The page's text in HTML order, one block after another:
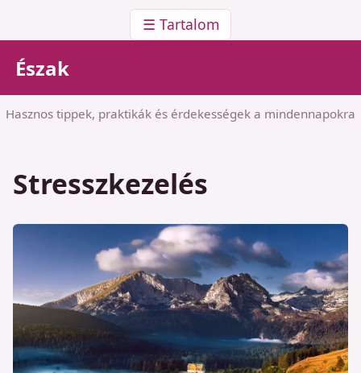
☰ Tartalom
Észak
Hasznos tippek, praktikák és érdekességek a mindennapokra
Stresszkezelés